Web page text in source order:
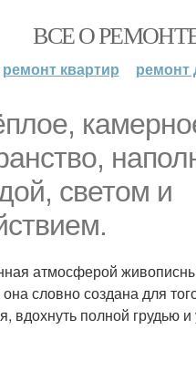
ВСЕ О
ремонт квартир ремонт
светом и
атмосферой
словно создана для
вдохнуть полной грудью